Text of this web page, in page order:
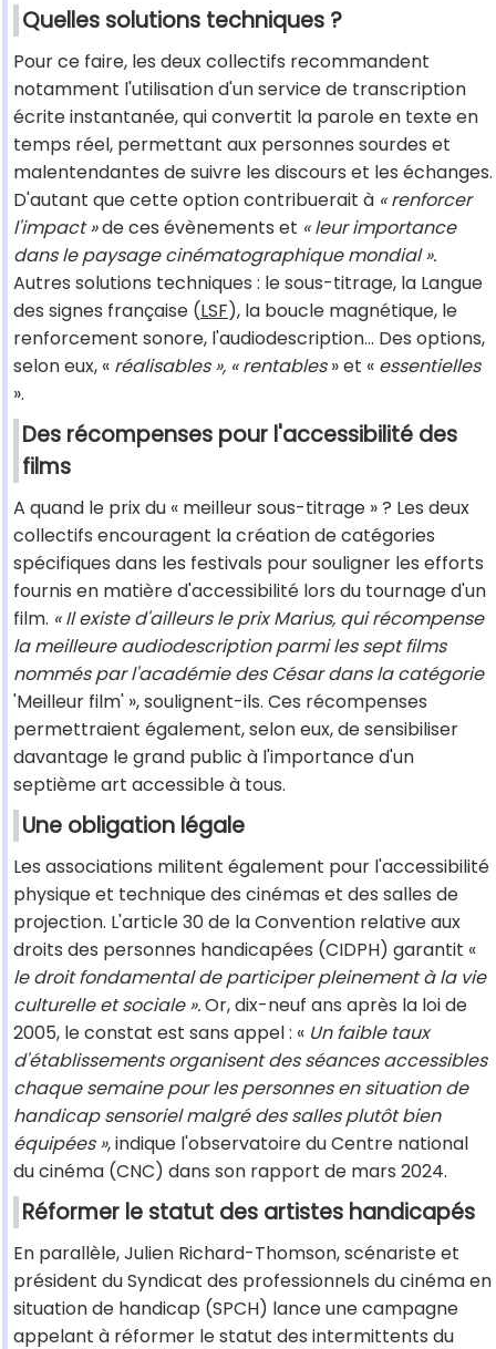
Quelles solutions techniques ?
Pour ce faire, les deux collectifs recommandent
notamment l'utilisation d'un service de transcription
écrite instantanée, qui convertit la parole en texte en
temps réel, permettant aux personnes sourdes et
malentendantes de suivre les discours et les échanges.
D'autant que cette option contribuerait à « renforcer
l'impact »de ces évènements et « leur importance
dans le paysage cinématographique mondial ».
Autres solutions techniques : le sous-titrage, la Langue
des signes française (LSF), la boucle magnétique, le
renforcement sonore, l'audiodescription... Des options,
selon eux, « réalisables », « rentables» et « essentielles
».
Des récompenses pour l'accessibilité des
films
A quand le prix du « meilleur sous-titrage » ? Les deux
collectifs encouragent la création de catégories
spécifiques dans les festivals pour souligner les efforts
fournis en matière d'accessibilité lors du tournage d'un
film. « Il existe d'ailleurs le prix Marius, qui récompense
la meilleure audiodescription parmi les sept films
nommés par l'académie des César dans la catégorie
'Meilleur film' », soulignent-ils. Ces récompenses
permettraient également, selon eux, de sensibiliser
davantage le grand public à l'importance d'un
septième art accessible à tous.
Une obligation légale
Les associations militent également pour l'accessibilité
physique et technique des cinémas et des salles de
projection. L'article 30 de la Convention relative aux
droits des personnes handicapées (CIDPH) garantit «
le droit fondamental de participer pleinement à la vie
culturelle et sociale ».Or, dix-neuf ans après la loi de
2005, le constat est sans appel : « Un faible taux
d'établissements organisent des séances accessibles
chaque semaine pour les personnes en situation de
handicap sensoriel malgré des salles plutôt bien
équipées », indique l'observatoire du Centre national
du cinéma (CNC) dans son rapport de mars 2024.
Réformer le statut des artistes handicapés
En parallèle, Julien Richard-Thomson, scénariste et
président du Syndicat des professionnels du cinéma en
situation de handicap (SPCH) lance une campagne
appelant à réformer le statut des intermittents du